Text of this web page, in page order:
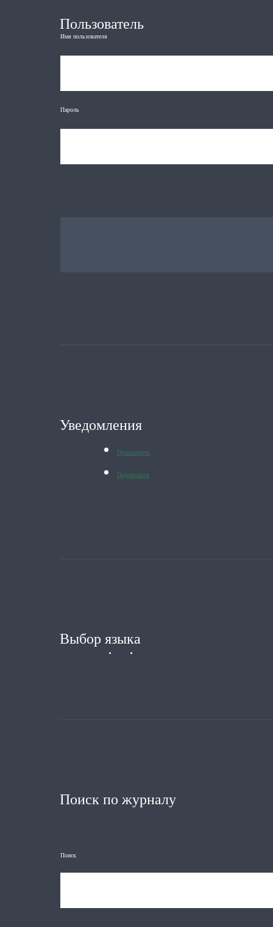
Пользователь
Имя пользователя
Пароль
Уведомления
Просмотреть
Подписаться
Выбор языка
Поиск по журналу
Поиск